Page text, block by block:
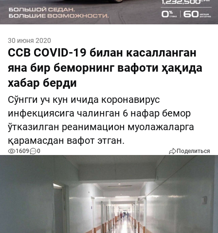
30 июня 2020
ССВ COVID-19 билан касалланган
яна бир беморнинг вафоти ҳақида
хабар берди
Сўнгги уч кун ичида коронавирус
инфекциясига чалинган 6 нафар бемор
ўтказилган реанимацион муолажаларга
қарамасдан вафот этган.
1609 0 Поделиться